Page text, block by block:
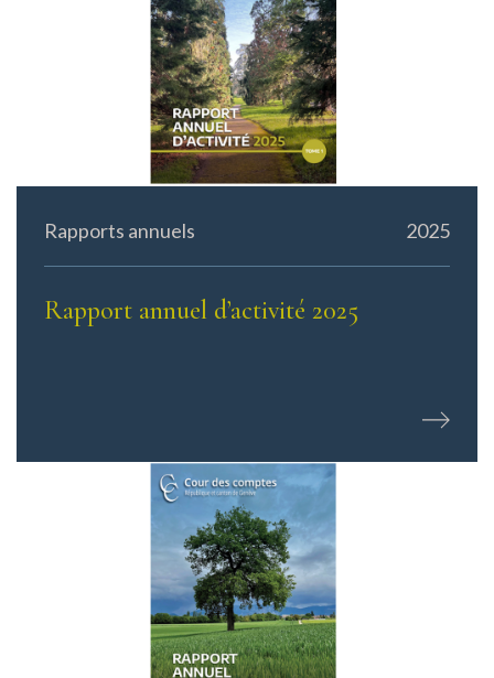
Rapports annuels 2025
Rapport annuel d’activité 2025